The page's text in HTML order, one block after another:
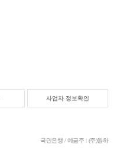
사업자 정보확인
국민은행 / 예금주 : (주)원하